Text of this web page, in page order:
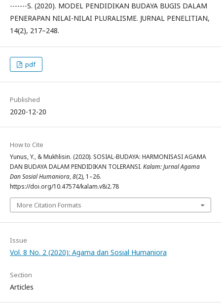
-------S. (2020). MODEL PENDIDIKAN BUDAYA BUGIS DALAM
PENERAPAN NILAI-NILAI PLURALISME. JURNAL PENELITIAN,
14(2), 217–248.
pdf
Published
2020-12-20
How to Cite
Yunus, Y., & Mukhlisin. (2020). SOSIAL-BUDAYA: HARMONISASI AGAMA
DAN BUDAYA DALAM PENDIDIKAN TOLERANSI. Kalam: Jurnal Agama
Dan Sosial Humaniora,8(2), 1–26.
https://doi.org/10.47574/kalam.v8i2.78
More Citation Formats
Issue
Vol. 8 No. 2 (2020): Agama dan Sosial Humaniora
Section
Articles